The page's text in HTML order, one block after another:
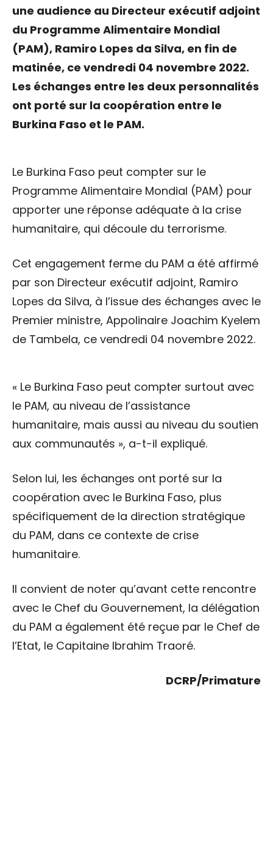
une audience au Directeur exécutif adjoint
du Programme Alimentaire Mondial
(PAM), Ramiro Lopes da Silva, en fin de
matinée, ce vendredi 04 novembre 2022.
Les échanges entre les deux personnalités
ont porté sur la coopération entre le
Burkina Faso et le PAM.
Le Burkina Faso peut compter sur le
Programme Alimentaire Mondial (PAM) pour
apporter une réponse adéquate à la crise
humanitaire, qui découle du terrorisme.
Cet engagement ferme du PAM a été affirmé
par son Directeur exécutif adjoint, Ramiro
Lopes da Silva, à l’issue des échanges avec le
Premier ministre, Appolinaire Joachim Kyelem
de Tambela, ce vendredi 04 novembre 2022.
« Le Burkina Faso peut compter surtout avec
le PAM, au niveau de l’assistance
humanitaire, mais aussi au niveau du soutien
aux communautés », a-t-il expliqué.
Selon lui, les échanges ont porté sur la
coopération avec le Burkina Faso, plus
spécifiquement de la direction stratégique
du PAM, dans ce contexte de crise
humanitaire.
Il convient de noter qu’avant cette rencontre
avec le Chef du Gouvernement, la délégation
du PAM a également été reçue par le Chef de
l’Etat, le Capitaine Ibrahim Traoré.
DCRP/Primature